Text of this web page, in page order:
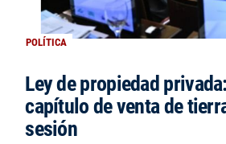
POLÍTICA
Ley de propiedad
capítulo de venta de
sesión